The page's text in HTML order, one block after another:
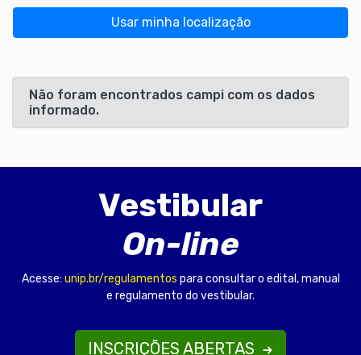
Usar minha localização
Não foram encontrados campi com os dados
informado.
Vestibular
On-line
Acesse: unip.br/regulamentos para consultar o edital, manual
e regulamento do vestibular.
INSCRIÇÕES ABERTAS